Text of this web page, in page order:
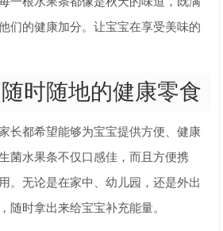
们的健康加分。让宝宝在享受美味的
时随地的健康零食
长都希望能够为宝宝提供方便、健康
菌水果条不仅口感佳，而且方便携
。无论是在家中、幼儿园，还是外出
随时拿出来给宝宝补充能量。